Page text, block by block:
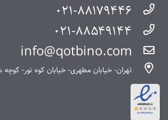
۰۲۱-۸۸۱۷۹۴۴۶
۰۲۱-۸۸۵۴۹۱۴۴
info@qotbino.com
تهران- خیابان مطهری- خیابان کوه نور-